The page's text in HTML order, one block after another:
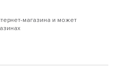
магазина и может